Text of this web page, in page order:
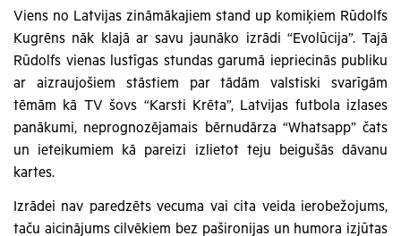
Viens no Latvijas zināmākajiem stand up komiķiem Rūdolfs
Kugrēns nāk klajā ar savu jaunāko izrādi “Evolūcija”. Tajā
Rūdolfs vienas lustīgas stundas garumā iepriecinās publiku
ar aizraujošiem stāstiem par tādām valstiski svarīgām
tēmām kā TV šovs “Karsti Krēta”, Latvijas futbola izlases
panākumi, neprognozējamais bērnudārza “Whatsapp” čats
un ieteikumiem kā pareizi izlietot teju beigušās dāvanu
kartes.
Izrādei nav paredzēts vecuma vai cita veida ierobežojums,
taču aicinājums cilvēkiem bez pašironijas un humora izjūtas